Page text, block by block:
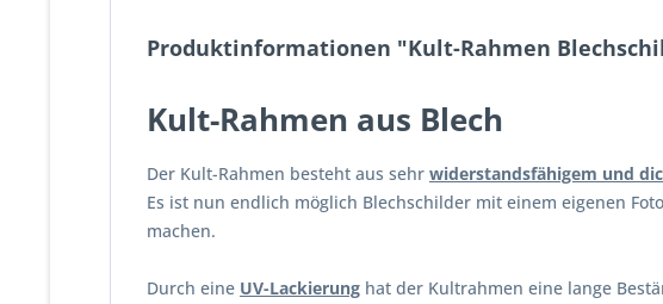
Produktinformationen "Kult-Rahmen
Kult-Rahmen aus Blech
Der Kult-Rahmen besteht aus sehr widerstandsfähigem und
Es ist nun endlich möglich Blechschilder mit einem eigenen
machen.
Durch eine UV-Lackierung hat der Kultrahmen eine lange